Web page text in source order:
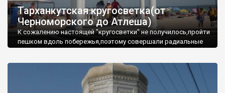
Тарханкутская кругосветка(от
Черноморского до Атлеша)
К сожалению настоящей "кругосветки" не получилось,пройти
пешком вдоль побережья,поэтому совершали радиальные